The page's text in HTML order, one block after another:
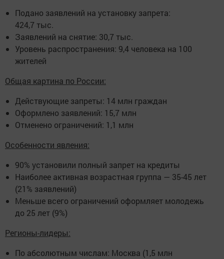
Подано заявлений на установку запрета:
424,7 тыс.
Заявлений на снятие: 30,7 тыс.
Уровень распространения: 9,4 человека на 100
жителей
Общая картина по России:
Действующие запреты: 14 млн граждан
Оформлено заявлений: 15,7 млн
Отменено ограничений: 1,1 млн
Особенности явления:
90% установили полный запрет на кредиты
Наиболее активная возрастная группа — 35-45 лет
(21% заявлений)
Меньше всего ограничений оформляет молодежь
до 25 лет (9%)
Регионы-лидеры:
По абсолютным числам: Москва (1,5 млн